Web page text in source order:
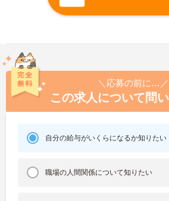
＼応募の前に…／
この求人について問
自分の給与がいくらになるか知りたい
職場の人間関係について知りたい